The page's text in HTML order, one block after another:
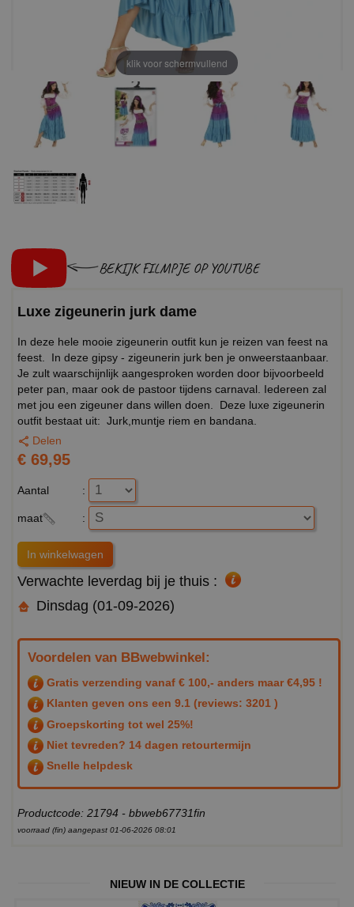
klik voor schermvullend
BEKIJK FILMPJE OP YOUTUBE
Luxe zigeunerin jurk dame
In deze hele mooie zigeunerin outfit kun je reizen van feest na
feest. In deze gipsy - zigeunerin jurk ben je onweerstaanbaar.
Je zult waarschijnlijk aangesproken worden door bijvoorbeeld
peter pan, maar ook de pastoor tijdens carnaval. Iedereen zal
met jou een zigeuner dans willen doen. Deze luxe zigeunerin
outfit bestaat uit: Jurk,muntje riem en bandana.
Delen
€ 69,95
Aantal :
maat :
Verwachte leverdag bij je thuis :
Dinsdag (01-09-2026)
Voordelen van BBwebwinkel:
Gratis verzending vanaf € 100,- anders maar €4,95 !
Klanten geven ons een 9.1 (reviews: 3201 )
Groepskorting tot wel 25%!
Niet tevreden? 14 dagen retourtermijn
Snelle helpdesk
Productcode: 21794 - bbweb67731fin
voorraad (fin) aangepast 01-06-2026 08:01
NIEUW IN DE COLLECTIE